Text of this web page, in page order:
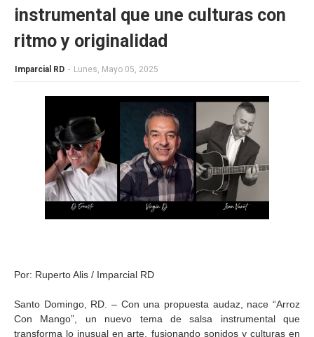
instrumental que une culturas con
ritmo y originalidad
Imparcial RD - Lunes, Mayo 05, 2025
Por: Ruperto Alis / Imparcial RD
Santo Domingo, RD. – Con una propuesta audaz, nace “Arroz
Con Mango”, un nuevo tema de salsa instrumental que
transforma lo inusual en arte, fusionando sonidos y culturas en